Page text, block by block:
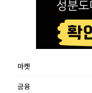
마켓
금융